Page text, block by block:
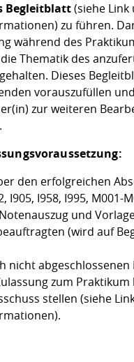
Begleitblatt(siehe Link
zu führen.
während des
Thematik des
Dieses
vorauszufüllen
zur weiteren
den erfolgreichen
I905, I958, I995, M001-
und
(wird auf
nicht abgeschlossenen
zum Praktikum
stellen (siehe